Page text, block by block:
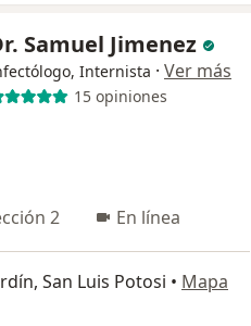
Samuel Jimenez
Internista · Ver más
15 opiniones
2 En línea
San Luis Potosi • Mapa